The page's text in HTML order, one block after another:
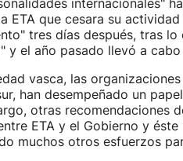
internacionales"
ETA que cesara su
tres días después, tras
y el año pasado llevó a
vasca, las
han desempeñado un
otras recomendaciones
ETA y el Gobierno y
muchos otros esfuerzos